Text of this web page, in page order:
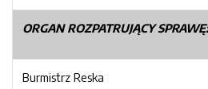
ORGAN ROZPATRUJĄCY SPRAWĘ:
Burmistrz Reska